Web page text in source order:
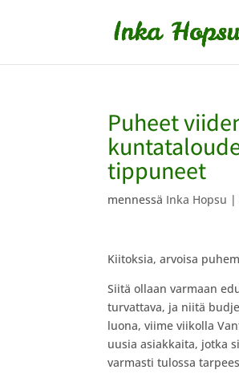
Puheet
tippuneet
mennessä Inka Hopsu
Kiitoksia, arvoisa
Siitä ollaan varmaan
turvattava, ja niitä
luona, viime viikolla
uusia asiakkaita, jotka
varmasti tulossa